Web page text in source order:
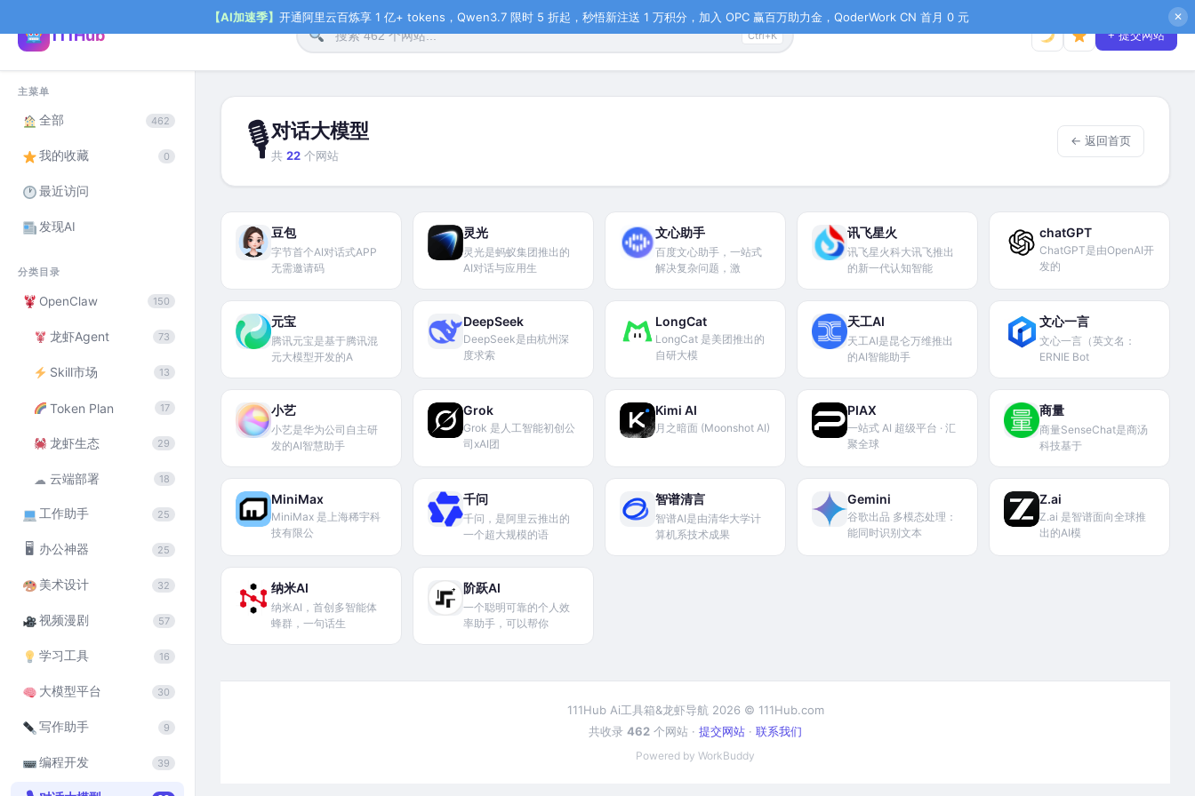
【AI加速季】 开通阿里云百炼享 1 亿+ tokens，Qwen3.7 限时 5 折起，秒悟新注送 1 万积分，加入 OPC 赢百万助力金，QoderWork CN 首月 0 元 ✕
111Hub Ctrl+K + 提交网站
主菜单
全部 462
我的收藏 0
最近访问
发现AI
分类目录
OpenClaw 150
龙虾Agent 73
Skill市场 13
Token Plan 17
龙虾生态 29
☁ 云端部署 18
工作助手 25
🖥 办公神器 25
美术设计 32
视频漫剧 57
学习工具 16
大模型平台 30
写作助手 9
编程开发 39
🎙对话大模型
共 22 个网站
← 返回首页
豆包
字节首个AI对话式APP
无需邀请码
灵光
灵光是蚂蚁集团推出的
AI对话与应用生
文心助手
百度文心助手，一站式
解决复杂问题，激
讯飞星火
讯飞星火科大讯飞推出
的新一代认知智能
chatGPT
ChatGPT是由OpenAI开
发的
元宝
腾讯元宝是基于腾讯混
元大模型开发的A
DeepSeek
‌DeepSeek‌是由杭州深
度求索
LongCat
LongCat 是美团推出的
自研大模
天工AI
天工AI是昆仑万维推出
的AI智能助手
文心一言
文心一言（英文名：
ERNIE Bot
小艺
小艺是华为公司自主研
发的AI智慧助手
Grok
Grok 是人工智能初创公
司xAI团
Kimi AI
月之暗面 (Moonshot AI)
PIAX
一站式 AI 超级平台 · 汇
聚全球
商量
商量SenseChat是商汤
科技基于
MiniMax
MiniMax 是上海稀宇科
技有限公
千问
千问，是阿里云推出的
一个超大规模的语
智谱清言
智谱AI是由清华大学计
算机系技术成果
Gemini
谷歌出品 多模态处理：
能同时识别文本
Z.ai
Z.ai 是智谱面向全球推
出的AI模
纳米AI
纳米AI，首创多智能体
蜂群，一句话生
阶跃AI
一个聪明可靠的个人效
率助手，可以帮你
111Hub Ai工具箱&龙虾导航 2026 © 111Hub.com
共收录 462 个网站 · 提交网站 · 联系我们
Powered by WorkBuddy